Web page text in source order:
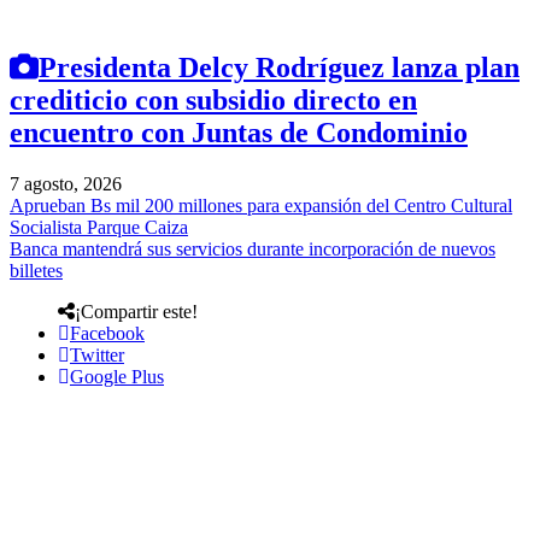
Presidenta Delcy Rodríguez lanza plan
crediticio con subsidio directo en
encuentro con Juntas de Condominio
7 agosto, 2026
Aprueban Bs mil 200 millones para expansión del Centro Cultural
Socialista Parque Caiza
Banca mantendrá sus servicios durante incorporación de nuevos
billetes
¡Compartir este!
Facebook
Twitter
Google Plus